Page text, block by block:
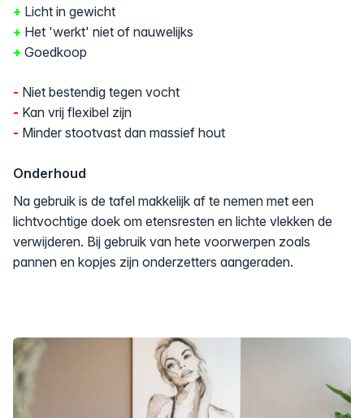
+ Licht in gewicht
+ Het 'werkt' niet of nauwelijks
+ Goedkoop
- Niet bestendig tegen vocht
- Kan vrij flexibel zijn
- Minder stootvast dan massief hout
Onderhoud
Na gebruik is de tafel makkelijk af te nemen met een
lichtvochtige doek om etensresten en lichte vlekken de
verwijderen. Bij gebruik van hete voorwerpen zoals
pannen en kopjes zijn onderzetters aangeraden.